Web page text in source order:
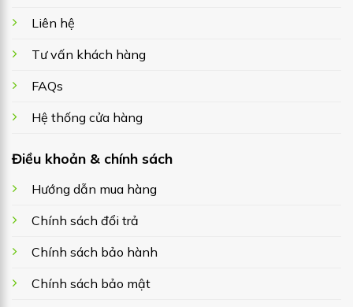
Liên hệ
Tư vấn khách hàng
FAQs
Hệ thống cửa hàng
Điều khoản & chính sách
Hướng dẫn mua hàng
Chính sách đổi trả
Chính sách bảo hành
Chính sách bảo mật